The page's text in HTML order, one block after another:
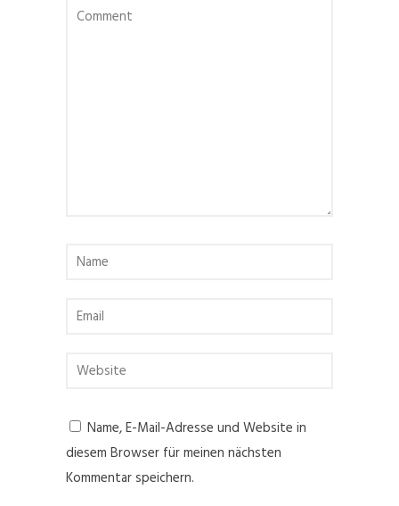
Name, E-Mail-Adresse und Website in
diesem Browser für meinen nächsten
Kommentar speichern.